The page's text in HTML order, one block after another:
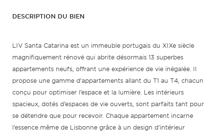
DESCRIPTION DU BIEN
LIV Santa Catarina est un immeuble portugais du XIXe siècle
magnifiquement rénové qui abrite désormais 13 superbes
appartements neufs, offrant une expérience de vie inégalée. Il
propose une gamme d’appartements allant du T1 au T4, chacun
conçu pour optimiser l’espace et la lumière. Les intérieurs
spacieux, dotés d’espaces de vie ouverts, sont parfaits tant pour
se détendre que pour recevoir. Chaque appartement incarne
l’essence même de Lisbonne grâce à un design d’intérieur